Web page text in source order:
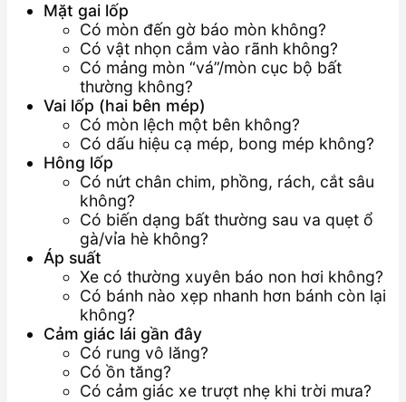
Mặt gai lốp
Có mòn đến gờ báo mòn không?
Có vật nhọn cắm vào rãnh không?
Có mảng mòn “vá”/mòn cục bộ bất
thường không?
Vai lốp (hai bên mép)
Có mòn lệch một bên không?
Có dấu hiệu cạ mép, bong mép không?
Hông lốp
Có nứt chân chim, phồng, rách, cắt sâu
không?
Có biến dạng bất thường sau va quẹt ổ
gà/vỉa hè không?
Áp suất
Xe có thường xuyên báo non hơi không?
Có bánh nào xẹp nhanh hơn bánh còn lại
không?
Cảm giác lái gần đây
Có rung vô lăng?
Có ồn tăng?
Có cảm giác xe trượt nhẹ khi trời mưa?